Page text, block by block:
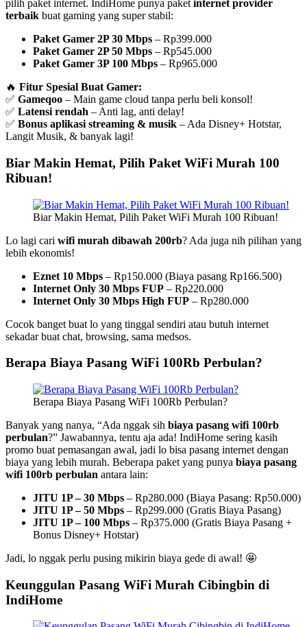
pilih paket internet. IndiHome punya paket internet provider
terbaik buat gaming yang super stabil:
Paket Gamer 2P 30 Mbps – Rp399.000
Paket Gamer 2P 50 Mbps – Rp545.000
Paket Gamer 3P 100 Mbps – Rp965.000
🔥 Fitur Spesial Buat Gamer:
✅ Gameqoo – Main game cloud tanpa perlu beli konsol!
✅ Latensi rendah – Anti lag, anti delay!
✅ Bonus aplikasi streaming & musik – Ada Disney+ Hotstar,
Langit Musik, & banyak lagi!
Biar Makin Hemat, Pilih Paket WiFi Murah 100
Ribuan!
Biar Makin Hemat, Pilih Paket WiFi Murah 100 Ribuan!
Lo lagi cari wifi murah dibawah 200rb? Ada juga nih pilihan yang
lebih ekonomis!
Eznet 10 Mbps – Rp150.000 (Biaya pasang Rp166.500)
Internet Only 30 Mbps FUP – Rp220.000
Internet Only 30 Mbps High FUP – Rp280.000
Cocok banget buat lo yang tinggal sendiri atau butuh internet
sekadar buat chat, browsing, sama medsos.
Berapa Biaya Pasang WiFi 100Rb Perbulan?
Berapa Biaya Pasang WiFi 100Rb Perbulan?
Banyak yang nanya, “Ada nggak sih biaya pasang wifi 100rb
perbulan?” Jawabannya, tentu aja ada! IndiHome sering kasih
promo buat pemasangan awal, jadi lo bisa pasang internet dengan
biaya yang lebih murah. Beberapa paket yang punya biaya pasang
wifi 100rb perbulan antara lain:
JITU 1P – 30 Mbps – Rp280.000 (Biaya Pasang: Rp50.000)
JITU 1P – 50 Mbps – Rp299.000 (Gratis Biaya Pasang)
JITU 1P – 100 Mbps – Rp375.000 (Gratis Biaya Pasang +
Bonus Disney+ Hotstar)
Jadi, lo nggak perlu pusing mikirin biaya gede di awal! 🤩
Keunggulan Pasang WiFi Murah Cibingbin di
IndiHome